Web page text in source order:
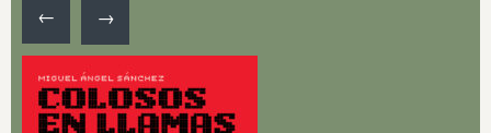
← →